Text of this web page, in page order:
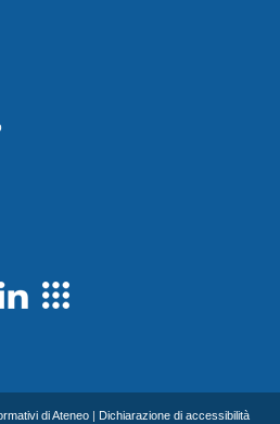
di Ateneo | Dichiarazione di accessibilità